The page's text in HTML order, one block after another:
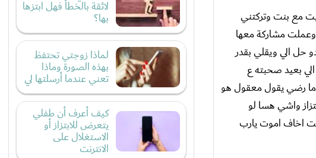
مع بنت وتركتني
مشاركة معها
حل الي ويقلي بقدر
بعيد صحبته ع
ما رضي يقول معقول هو
واشي هسا لو
اخاف اموت يارب
لائقة بالخطأ فهل ابتزها
بها؟
لماذا زوجتي تحتفظ
بهذه الصورة وماذا
تعني عندما أرسلتها لي
كيف أعرف أن طفلي
يتعرض للابتزاز أو
الاستغلال على
الانترنت